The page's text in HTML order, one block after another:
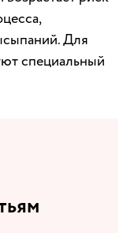
Для
специальный